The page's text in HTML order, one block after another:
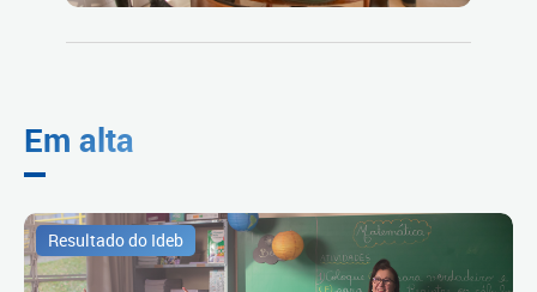
Em alta
Resultado do Ideb